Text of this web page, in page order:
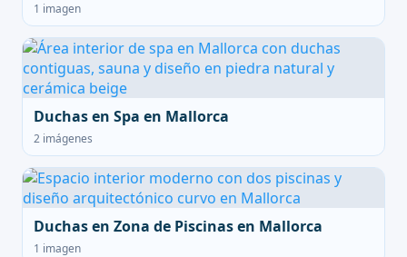
1 imagen
Duchas en Spa en Mallorca
2 imágenes
Duchas en Zona de Piscinas en Mallorca
1 imagen